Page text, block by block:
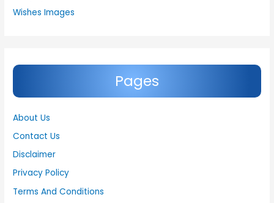
Wishes Images
Pages
About Us
Contact Us
Disclaimer
Privacy Policy
Terms And Conditions